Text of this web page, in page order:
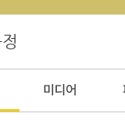
미디어